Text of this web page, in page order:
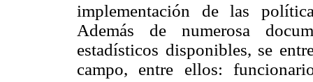
implementación de las
Además de numerosa
estadísticos disponibles, se
campo, entre ellos: